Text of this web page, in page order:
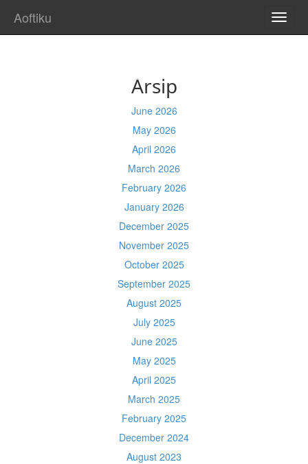
Aoftiku
Arsip
June 2026
May 2026
April 2026
March 2026
February 2026
January 2026
December 2025
November 2025
October 2025
September 2025
August 2025
July 2025
June 2025
May 2025
April 2025
March 2025
February 2025
December 2024
August 2023